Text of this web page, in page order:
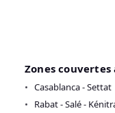
Zones couvertes
Casablanca - Settat
Rabat - Salé -